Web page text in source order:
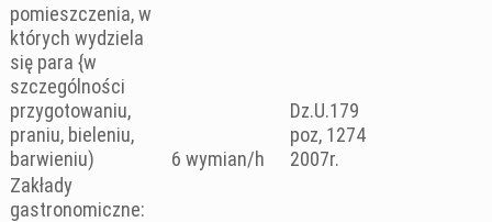
Dz.U.179
poz, 1274
2007r.
pomieszczenia, w
których wydziela
się para {w
szczególności
przygotowaniu,
praniu, bieleniu,
barwieniu)
6 wymian/h
Zakłady
gastronomiczne: